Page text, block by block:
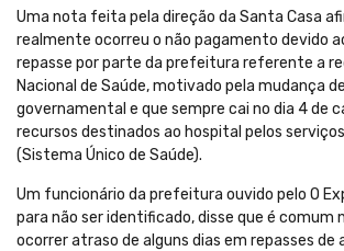
Uma nota feita pela direção da Santa Casa
realmente ocorreu o não pagamento devido
repasse por parte da prefeitura referente a
Nacional de Saúde, motivado pela mudança
governamental e que sempre cai no dia 4 de
recursos destinados ao hospital pelos
(Sistema Único de Saúde).
Um funcionário da prefeitura ouvido pelo O
para não ser identificado, disse que é comum
ocorrer atraso de alguns dias em repasses de